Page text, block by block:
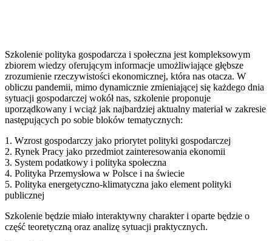
Szkolenie polityka gospodarcza i społeczna jest kompleksowym
zbiorem wiedzy oferującym informacje umożliwiające głębsze
zrozumienie rzeczywistości ekonomicznej, która nas otacza. W
obliczu pandemii, mimo dynamicznie zmieniającej się każdego dnia
sytuacji gospodarczej wokół nas, szkolenie proponuje
uporządkowany i wciąż jak najbardziej aktualny materiał w zakresie
następujących po sobie bloków tematycznych:
1. Wzrost gospodarczy jako priorytet polityki gospodarczej
2. Rynek Pracy jako przedmiot zainteresowania ekonomii
3. System podatkowy i polityka społeczna
4. Polityka Przemysłowa w Polsce i na świecie
5. Polityka energetyczno-klimatyczna jako element polityki
publicznej
Szkolenie będzie miało interaktywny charakter i oparte będzie o
część teoretyczną oraz analizę sytuacji praktycznych.